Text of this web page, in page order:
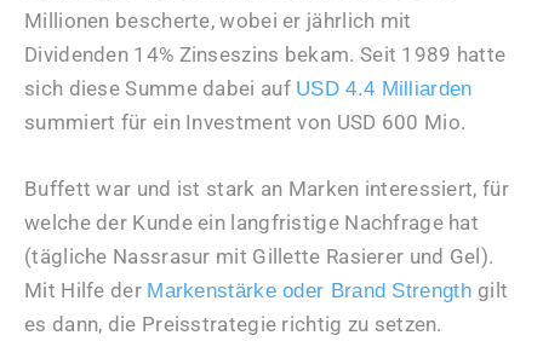
Millionen bescherte, wobei er jährlich mit
Dividenden 14% Zinseszins bekam. Seit 1989 hatte
sich diese Summe dabei auf USD 4.4 Milliarden
summiert für ein Investment von USD 600 Mio.
Buffett war und ist stark an Marken interessiert, für
welche der Kunde ein langfristige Nachfrage hat
(tägliche Nassrasur mit Gillette Rasierer und Gel).
Mit Hilfe der Markenstärke oder Brand Strength gilt
es dann, die Preisstrategie richtig zu setzen.